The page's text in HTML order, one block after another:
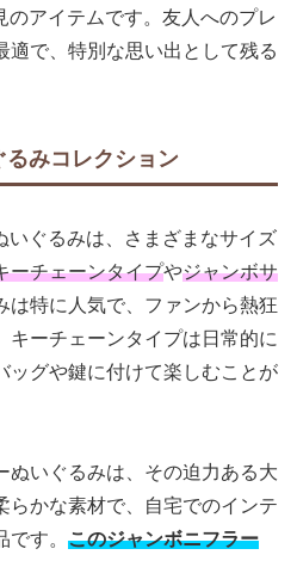
のアイテムです。友人へのプレ
適で、特別な思い出として残る
るみコレクション
いぐるみは、さまざまなサイズ
ーチェーンタイプやジャンボサ
は特に人気で、ファンから熱狂
キーチェーンタイプは日常的に
ッグや鍵に付けて楽しむことが
ぬいぐるみは、その迫力ある大
らかな素材で、自宅でのインテ
す。 このジャンボニフラー